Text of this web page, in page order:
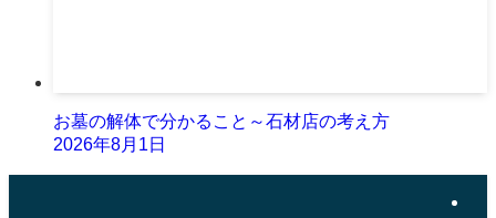
お墓の解体で分かること～石材店の考え方
2026年8月1日